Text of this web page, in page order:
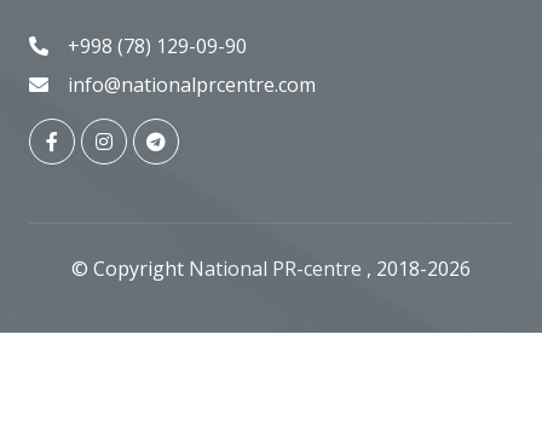
+998 (78) 129-09-90
info@nationalprcentre.com
© Copyright National PR-centre , 2018-2026